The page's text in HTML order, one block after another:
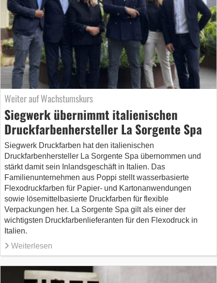
Weiter auf Wachstumskurs
Siegwerk übernimmt italienischen
Druckfarbenhersteller La Sorgente Spa
Siegwerk Druckfarben hat den italienischen
Druckfarbenhersteller La Sorgente Spa übernommen und
stärkt damit sein Inlandsgeschäft in Italien. Das
Familienunternehmen aus Poppi stellt wasserbasierte
Flexodruckfarben für Papier- und Kartonanwendungen
sowie lösemittelbasierte Druckfarben für flexible
Verpackungen her. La Sorgente Spa gilt als einer der
wichtigsten Druckfarbenlieferanten für den Flexodruck in
Italien.
Weiterlesen